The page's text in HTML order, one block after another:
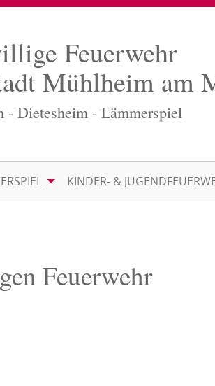
Feuerwehr
Mühlheim am
- Dietesheim - Lämmerspiel
KINDER- &
Feuerwehr